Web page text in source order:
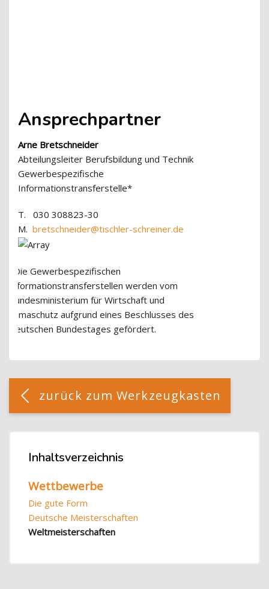
Ansprechpartner
Arne Bretschneider
Abteilungsleiter Berufsbildung und Technik
Gewerbespezifische
Informationstransferstelle*
T. 030 308823-30
M. bretschneider@tischler-schreiner.de
*Die Gewerbespezifischen
Informationstransferstellen werden vom
Bundesministerium für Wirtschaft und
Klimaschutz aufgrund eines Beschlusses des
Deutschen Bundestages gefördert.
Blöcke
[Cocoon] Custom HTML überspringen
zurück zum Werkzeugkasten
Inhaltsverzeichnis überspringen
Inhaltsverzeichnis
Wettbewerbe
Die gute Form
Deutsche Meisterschaften
Weltmeisterschaften